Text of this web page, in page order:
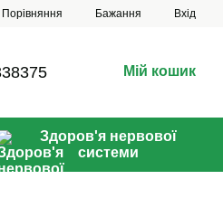
Порівняння Бажання Вхід
Мій кошик
Здоров'я нервової
системи